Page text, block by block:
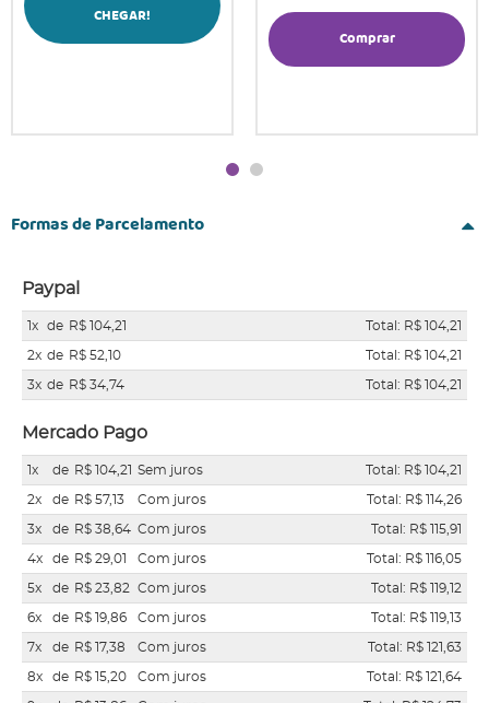
CHEGAR!
Comprar
Formas de Parcelamento
Paypal
1x de R$ 104,21 Total: R$ 104,21
2x de R$ 52,10 Total: R$ 104,21
3x de R$ 34,74 Total: R$ 104,21
Mercado Pago
1x de R$ 104,21 Sem juros Total: R$ 104,21
2x de R$ 57,13 Com juros Total: R$ 114,26
3x de R$ 38,64 Com juros Total: R$ 115,91
4x de R$ 29,01 Com juros Total: R$ 116,05
5x de R$ 23,82 Com juros Total: R$ 119,12
6x de R$ 19,86 Com juros Total: R$ 119,13
7x de R$ 17,38 Com juros Total: R$ 121,63
8x de R$ 15,20 Com juros Total: R$ 121,64